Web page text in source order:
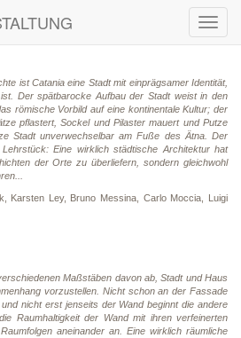
ist Catania eine Stadt mit einprägsamer Identität,
Der spätbarocke Aufbau der Stadt weist in den
römische Vorbild auf eine kontinentale Kultur; der
pflastert, Sockel und Pilaster mauert und Putze
Stadt unverwechselbar am Fuße des Ätna. Der
Eine wirklich städtische Architektur hat
der Orte zu überliefern, sondern gleichwohl
Karsten Ley, Bruno Messina, Carlo Moccia, Luigi
Maßstäben davon ab, Stadt und Haus
vorzustellen. Nicht schon an der Fassade
nicht erst jenseits der Wand beginnt die andere
Raumhaltigkeit der Wand mit ihren verfeinerten
aneinander an. Eine wirklich räumliche